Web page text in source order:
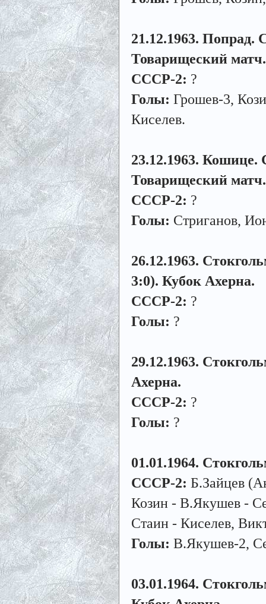
21.12.1963.
Товарищеский матч.
СССР-2: ?
Голы: Грошев-3,
Киселев.
23.12.1963.
Товарищеский матч.
СССР-2: ?
Голы: Стриганов,
26.12.1963.
3:0). Кубок Ахерна.
СССР-2: ?
Голы: ?
29.12.1963.
Ахерна.
СССР-2: ?
Голы: ?
01.01.1964.
СССР-2: Б.Зайцев
Козин - В.Якушев -
Стаин - Киселев,
Голы: В.Якушев-2,
03.01.1964.